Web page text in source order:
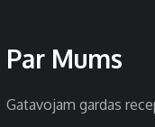
Par Mums
Gatavojam gardas